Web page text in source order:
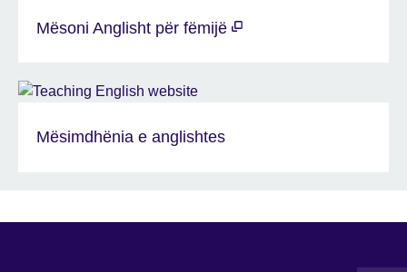
Mësoni Anglisht për fëmijë
Mësimdhënia e anglishtes